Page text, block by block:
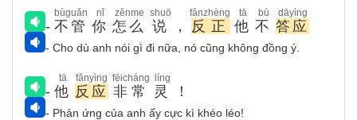
- 不管
bùguǎn
你
nǐ
怎么
zěnme
说
shuō
， 反正
fǎnzhèng
他
tā
不
bù
答应
dāyìng
- Cho dù anh nói gì đi nữa, nó cũng không đồng ý.
- 他
tā
反应
fǎnyìng
非常
fēicháng
灵
líng
！
- Phản ứng của anh ấy cực kì khéo léo!